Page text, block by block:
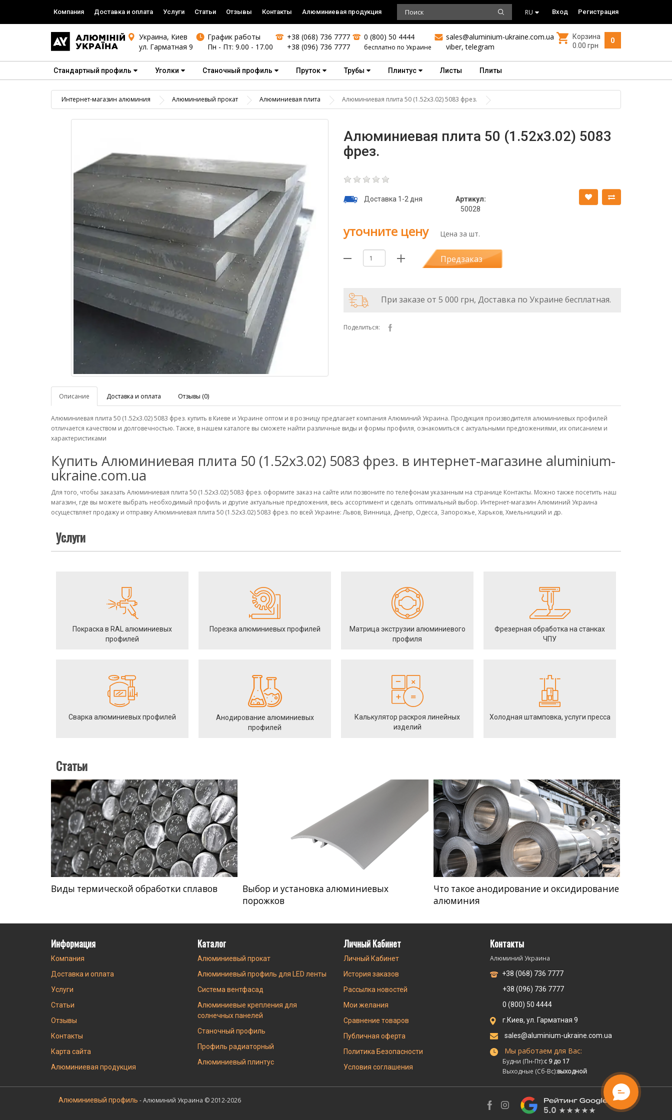
Компания Доставка и оплата Услуги Статьи Отзывы Контакты Алюминиевая продукция RU Вход Регистрация
Украина, Киев
ул. Гарматная 9
График работы
Пн - Пт: 9.00 - 17.00
+38 (068) 736 7777
+38 (096) 736 7777
0 (800) 50 4444
бесплатно по Украине
sales@aluminium-ukraine.com.ua
viber,telegram
0
Корзина
0.00 грн
Стандартный профиль Уголки Станочный профиль Пруток Трубы Плинтус Листы Плиты
Интернет-магазин алюминия Алюминиевый прокат Алюминиевая плита Алюминиевая плита 50 (1.52х3.02) 5083 фрез.
Алюминиевая плита 50 (1.52х3.02) 5083
фрез.
Доставка 1-2 дня
Артикул:
50028
уточните цену Цена за шт.
Предзаказ
При заказе от 5 000 грн, Доставка по Украине бесплатная.
Поделиться:
Описание Доставка и оплата Отзывы (0)
Алюминиевая плита 50 (1.52х3.02) 5083 фрез. купить в Киеве и Украине оптом и в розницу предлагает компания Алюминий Украина. Продукция производителя алюминиевых профилей
отличается качеством и долговечностью. Также, в нашем каталоге вы сможете найти различные виды и формы профиля, ознакомиться с актуальными предложениями, их описанием и
характеристиками
Купить Алюминиевая плита 50 (1.52х3.02) 5083 фрез. в интернет-магазине aluminium-
ukraine.com.ua
Для того, чтобы заказать Алюминиевая плита 50 (1.52х3.02) 5083 фрез. оформите заказ на сайте или позвоните по телефонам указанным на странице Контакты. Можно также посетить наш
магазин, где вы можете выбрать необходимый профиль и другие актуальные предложения, весь ассортимент и сделать оптимальный выбор. Интернет-магазин Алюминий Украина
осуществляет продажу и отправку Алюминиевая плита 50 (1.52х3.02) 5083 фрез. по всей Украине: Львов, Винница, Днепр, Одесса, Запорожье, Харьков, Хмельницкий и др.
Услуги
Покраска в RAL алюминиевых
профилей
Порезка алюминиевых профилей
Матрица экструзии алюминиевого
профиля
Фрезерная обработка на станках
ЧПУ
Сварка алюминиевых профилей
Анодирование алюминиевых
профилей
Калькулятор раскроя линейных
изделий
Холодная штамповка, услуги пресса
Статьи
Виды термической обработки сплавов
Выбор и установка алюминиевых
порожков
Что такое анодирование и оксидирование
алюминия
Информация
Компания
Доставка и оплата
Услуги
Статьи
Отзывы
Контакты
Карта сайта
Алюминиевая продукция
Каталог
Алюминиевый прокат
Алюминиевый профиль для LED ленты
Система вентфасад
Алюминиевые крепления для
солнечных панелей
Станочный профиль
Профиль радиаторный
Алюминиевый плинтус
Личный Кабинет
Личный Кабинет
История заказов
Рассылка новостей
Мои желания
Сравнение товаров
Публичная оферта
Политика Безопасности
Условия соглашения
Контакты
Алюминий Украина
+38 (068) 736 7777
+38 (096) 736 7777
0 (800) 50 4444
г.Киев, ул. Гарматная 9
sales@aluminium-ukraine.com.ua
Мы работаем для Вас:
Будни (Пн-Пт):с 9 до 17
Выходные (Сб-Вс):выходной
Алюминиевый профиль - Алюминий Украина © 2012-2026